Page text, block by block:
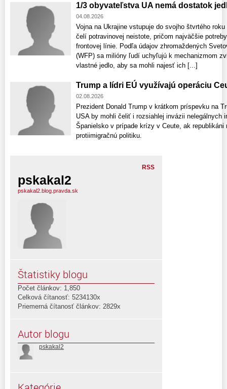
1/3 obyvateľstva UA nemá dostatok
04.08.2026
Vojna na Ukrajine vstupuje do svojho štvrtého
čelí potravinovej neistote, pričom najväčšie
frontovej línie. Podľa údajov zhromaždených
(WFP) sa milióny ľudí uchyľujú k mechanizmom
vlastné jedlo, aby sa mohli najesť ich [...]
Trump a lídri EÚ využívajú operáciu
02.08.2026
Prezident Donald Trump v krátkom príspevku na
USA by mohli čeliť i rozsiahlej invázii nelegálnych
Španielsko v prípade krízy v Ceute, ak republikáni
protiimigračnú politiku.
RSS
pskakal2
pskakal2.blog.pravda.sk
Štatistiky blogu
Počet článkov: 1,850
Celková čítanosť: 5234130x
Priemerná čítanosť článkov: 2829x
Autor blogu
pskakal2